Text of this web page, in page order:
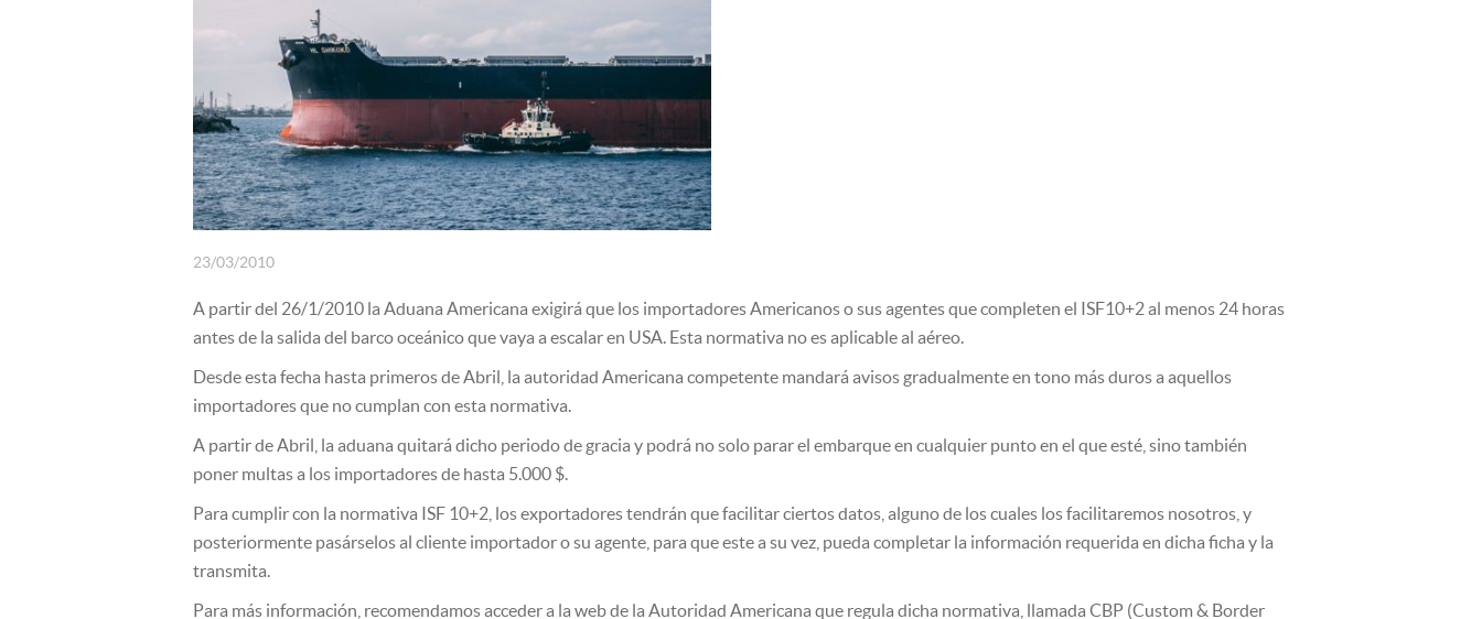
23/03/2010
A partir del 26/1/2010 la Aduana Americana exigirá que los importadores Americanos o sus agentes que completen el ISF10+2 al menos 24 horas
antes de la salida del barco oceánico que vaya a escalar en USA. Esta normativa no es aplicable al aéreo.
Desde esta fecha hasta primeros de Abril, la autoridad Americana competente mandará avisos gradualmente en tono más duros a aquellos
importadores que no cumplan con esta normativa.
A partir de Abril, la aduana quitará dicho periodo de gracia y podrá no solo parar el embarque en cualquier punto en el que esté, sino también
poner multas a los importadores de hasta 5.000 $.
Para cumplir con la normativa ISF 10+2, los exportadores tendrán que facilitar ciertos datos, alguno de los cuales los facilitaremos nosotros, y
posteriormente pasárselos al cliente importador o su agente, para que este a su vez, pueda completar la información requerida en dicha ficha y la
transmita.
Para más información, recomendamos acceder a la web de la Autoridad Americana que regula dicha normativa, llamada CBP (Custom & Border